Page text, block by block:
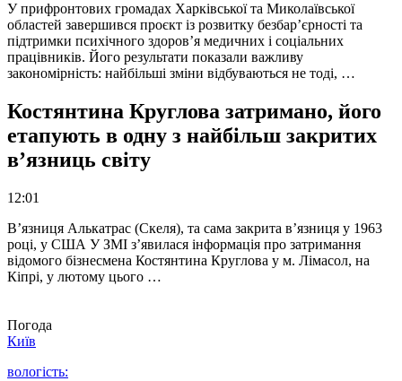
У прифронтових громадах Харківської та Миколаївської
областей завершився проєкт із розвитку безбар’єрності та
підтримки психічного здоров’я медичних і соціальних
працівників. Його результати показали важливу
закономірність: найбільші зміни відбуваються не тоді, …
Костянтина Круглова затримано, його
етапують в одну з найбільш закритих
в’язниць світу
12:01
В’язниця Алькатрас (Скеля), та сама закрита в’язниця у 1963
році, у США У ЗМІ з’явилася інформація про затримання
відомого бізнесмена Костянтина Круглова у м. Лімасол, на
Кіпрі, у лютому цього …
Погода
Київ
вологість: